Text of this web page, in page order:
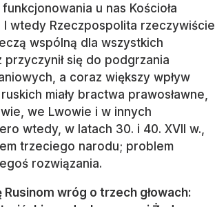
u nas Kościoła
I wtedy Rzeczpospolita rzeczywiście
wspólną dla wszystkich
przyczynił się do podgrzania
a coraz większy wpływ
miały bractwa prawosławne,
we Lwowie i w innych
wtedy, w latach 30. i 40. XVII w.,
trzeciego narodu; problem
rozwiązania.
Rusinom wróg o trzech głowach: